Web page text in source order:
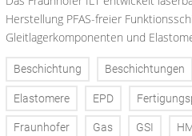
Herstellung PFAS-freier
Gleitlagerkomponenten und
Beschichtung Beschichtungen
Elastomere EPD
Fraunhofer Gas GSI